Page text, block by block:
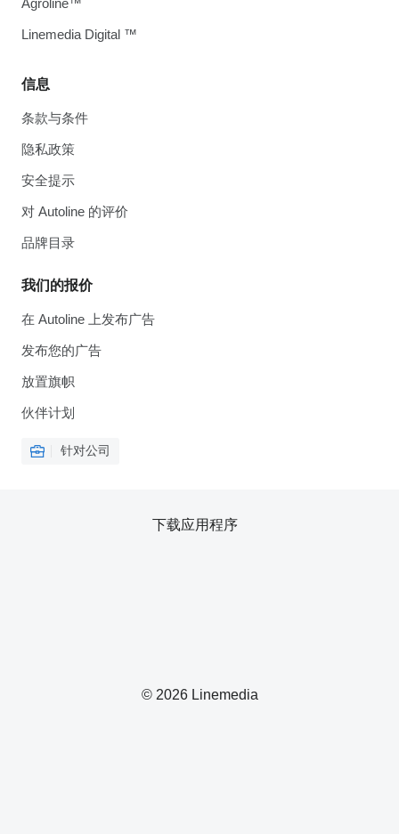
信息
条款与条件
隐私政策
安全提示
对 Autoline 的评价
品牌目录
我们的报价
在 Autoline 上发布广告
发布您的广告
放置旗帜
伙伴计划
针对公司
Agroline™
Linemedia Digital ™
© 2026 Linemedia
下载应用程序